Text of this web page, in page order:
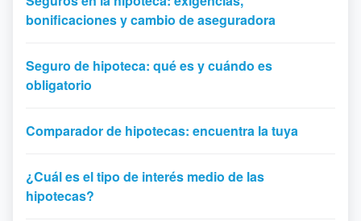
bonificaciones y cambio de aseguradora
Seguro de hipoteca: qué es y cuándo es
obligatorio
Comparador de hipotecas: encuentra la tuya
¿Cuál es el tipo de interés medio de las
hipotecas?